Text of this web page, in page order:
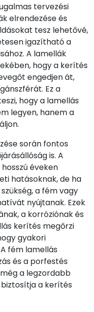
tervezési
elrendezése és
tesz lehetővé,
igazítható a
A lamellák
hogy a kerítés
engedjen át,
Ez a
hogy a lamellás
legyen, hanem a
során fontos
is. A
éveken
hatásoknak, de ha
a fém vagy
nyújtanak. Ezek
a korróziónak és
kerítés megőrzi
gyakori
fém lamellás
és a porfestés
a legzordabb
a kerítés